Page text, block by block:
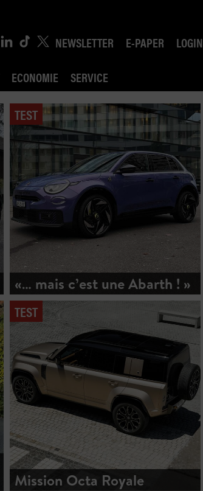
NEWSLETTER E-PAPER LOGIN
ECONOMIE SERVICE
ROBIN ROAD
AI CONSEIL JURIDIQUE
POLITIQUE DES TRANSPORTS
COMPÉTITION
TEST
«… mais c’est une Abarth ! »
TEST
Mission Octa Royale